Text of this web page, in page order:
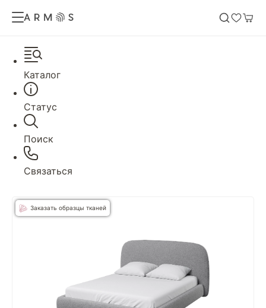
Каталог
Статус
Поиск
Связаться
Заказать образцы тканей